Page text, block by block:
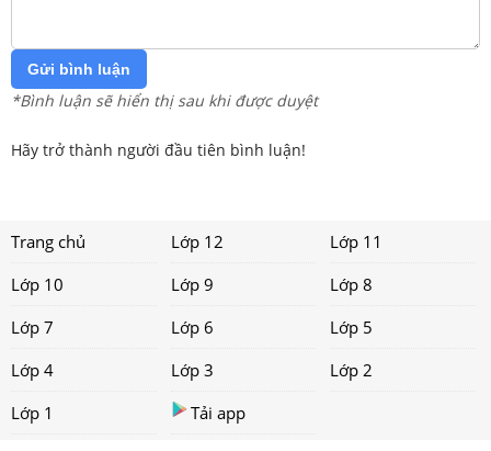
Gửi bình luận
*Bình luận sẽ hiển thị sau khi được duyệt
Hãy trở thành người đầu tiên bình luận!
Trang chủ Lớp 12
Lớp 11
Lớp 10
Lớp 9
Lớp 8
Lớp 7
Lớp 6
Lớp 5
Lớp 4
Lớp 3
Lớp 2
Lớp 1
Tải app